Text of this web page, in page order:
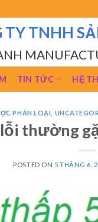
TY TNHH
TIN TỨC HỆ
PHÂN LOẠI
thường
POSTED ON 5 THÁNG 6,